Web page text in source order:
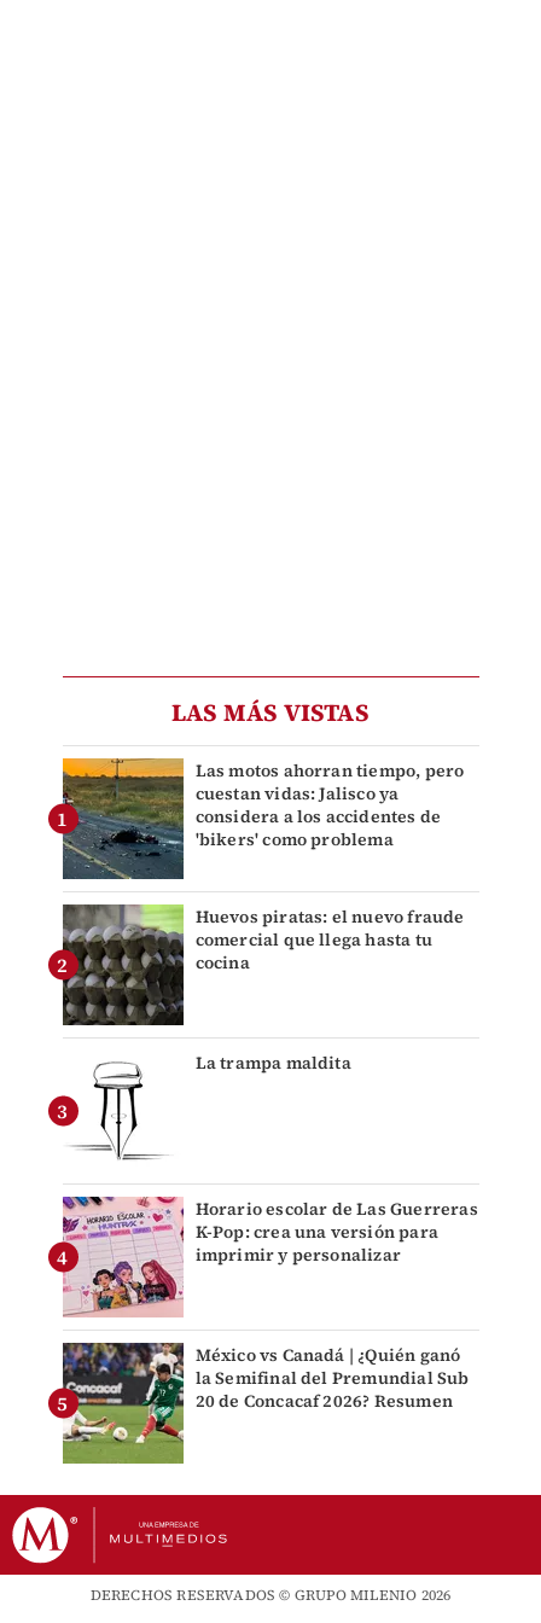
LAS MÁS VISTAS
Las motos ahorran tiempo, pero
cuestan vidas: Jalisco ya
considera a los accidentes de
'bikers' como problema
Huevos piratas: el nuevo fraude
comercial que llega hasta tu
cocina
La trampa maldita
Horario escolar de Las Guerreras
K-Pop: crea una versión para
imprimir y personalizar
México vs Canadá | ¿Quién ganó
la Semifinal del Premundial Sub
20 de Concacaf 2026? Resumen
DERECHOS RESERVADOS © GRUPO MILENIO 2026